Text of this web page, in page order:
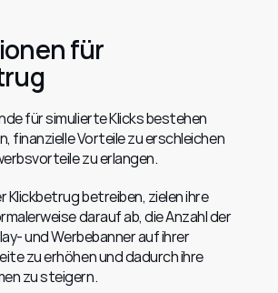
für
für simulierte Klicks bestehen
finanzielle Vorteile zu erschleichen
zu erlangen.
Klickbetrug betreiben, zielen ihre
darauf ab, die Anzahl der
und Werbebanner auf ihrer
zu erhöhen und dadurch ihre
zu steigern.